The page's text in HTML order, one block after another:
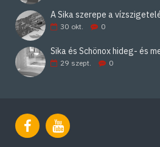
A Sika szerepe a
30 okt. 0
29 szept. 0